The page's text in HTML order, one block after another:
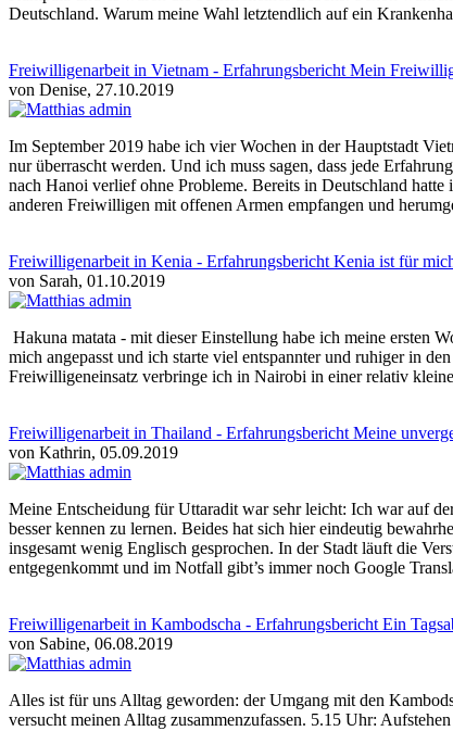
Deutschland. Warum meine Wahl letztendlich auf ein
Freiwilligenarbeit in Vietnam - Erfahrungsbericht Mein
von Denise, 27.10.2019
Im September 2019 habe ich vier Wochen in der Hauptstadt
nur überrascht werden. Und ich muss sagen, dass jede
nach Hanoi verlief ohne Probleme. Bereits in Deutschland
anderen Freiwilligen mit offenen Armen empfangen und
Freiwilligenarbeit in Kenia - Erfahrungsbericht Kenia ist für
von Sarah, 01.10.2019
Hakuna matata - mit dieser Einstellung habe ich meine ersten
mich angepasst und ich starte viel entspannter und ruhiger in
Freiwilligeneinsatz verbringe ich in Nairobi in einer relativ
Freiwilligenarbeit in Thailand - Erfahrungsbericht Meine
von Kathrin, 05.09.2019
Meine Entscheidung für Uttaradit war sehr leicht: Ich war auf
besser kennen zu lernen. Beides hat sich hier eindeutig
insgesamt wenig Englisch gesprochen. In der Stadt läuft die
entgegenkommt und im Notfall gibt’s immer noch Google
Freiwilligenarbeit in Kambodscha - Erfahrungsbericht Ein
von Sabine, 06.08.2019
Alles ist für uns Alltag geworden: der Umgang mit den
versucht meinen Alltag zusammenzufassen. 5.15 Uhr: